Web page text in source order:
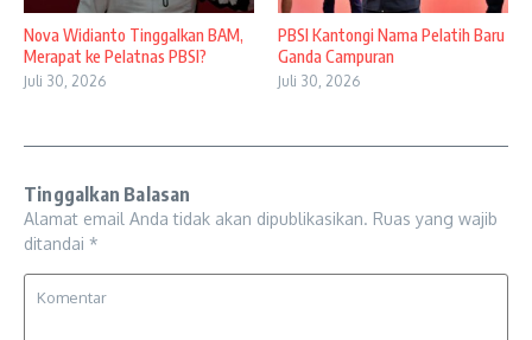
Nova Widianto Tinggalkan BAM,
Merapat ke Pelatnas PBSI?
Juli 30, 2026
PBSI Kantongi Nama Pelatih Baru
Ganda Campuran
Juli 30, 2026
Tinggalkan Balasan
Alamat email Anda tidak akan dipublikasikan. Ruas yang wajib
ditandai *